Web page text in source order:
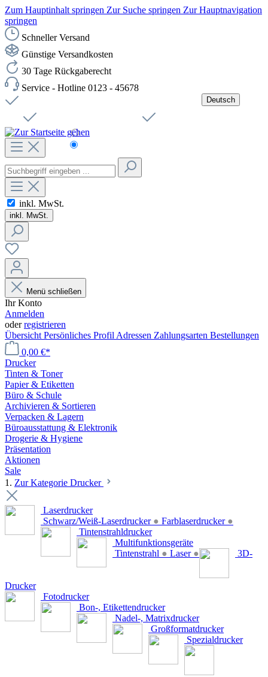
Zum Hauptinhalt springen Zur Suche springen Zur Hauptnavigation
springen
Schneller Versand
Günstige Versandkosten
30 Tage Rückgaberecht
Service - Hotline 0123 - 45678
Deutsch
Čeština
inkl. MwSt.
inkl. MwSt.
Menü schließen
Ihr Konto
Anmelden
oderregistrieren
Übersicht Persönliches Profil Adressen Zahlungsarten Bestellungen
0,00 €*
Drucker
Tinten & Toner
Papier & Etiketten
Büro & Schule
Archivieren & Sortieren
Verpacken & Lagern
Büroausstattung & Elektronik
Drogerie & Hygiene
Präsentation
Aktionen
Sale
1. Zur Kategorie Drucker
Laserdrucker
Schwarz/Weiß-Laserdrucker ● Farblaserdrucker ●
Tintenstrahldrucker
Multifunktionsgeräte
Tintenstrahl ● Laser ● 3D-
Drucker
Fotodrucker
Bon-, Etikettendrucker
Nadel-, Matrixdrucker
Großformatdrucker
Spezialdrucker